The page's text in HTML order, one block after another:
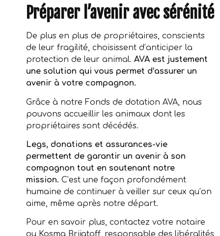
Préparer l’avenir avec sérénité
De plus en plus de propriétaires, conscients
de leur fragilité, choisissent d’anticiper la
protection de leur animal. AVA est justement
une solution qui vous permet d’assurer un
avenir à votre compagnon.
Grâce à notre Fonds de dotation AVA, nous
pouvons accueillir les animaux dont les
propriétaires sont décédés.
Legs, donations et assurances-vie
permettent de garantir un avenir à son
compagnon tout en soutenant notre
mission. C’est une façon profondément
humaine de continuer à veiller sur ceux qu’on
aime, même après notre départ.
Pour en savoir plus, contactez votre notaire